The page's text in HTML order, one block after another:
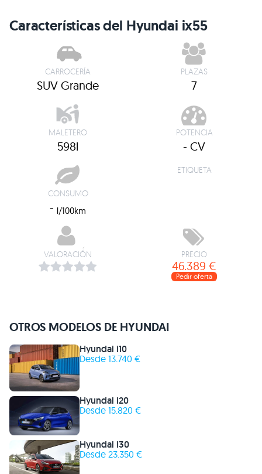
Características del Hyundai ix55
CARROCERÍA
SUV Grande
PLAZAS
7
MALETERO
598l
POTENCIA
- CV
CONSUMO
- l/100km
ETIQUETA
VALORACIÓN PRECIO
46.389 €
Pedir oferta
OTROS MODELOS DE HYUNDAI
Hyundai i10
Desde 13.740 €
Hyundai i20
Desde 15.820 €
Hyundai i30
Desde 23.350 €